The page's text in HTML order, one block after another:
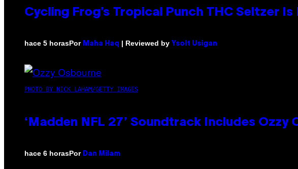
Cycling Frog’s Tropical Punch THC Seltzer
hace 5 horasPor Maha Haq | Reviewed by Ysolt Usigan
PHOTO BY NICK LAHAM/GETTY IMAGES
‘Madden NFL 27’ Soundtrack Includes
hace 6 horasPor Dan Milam